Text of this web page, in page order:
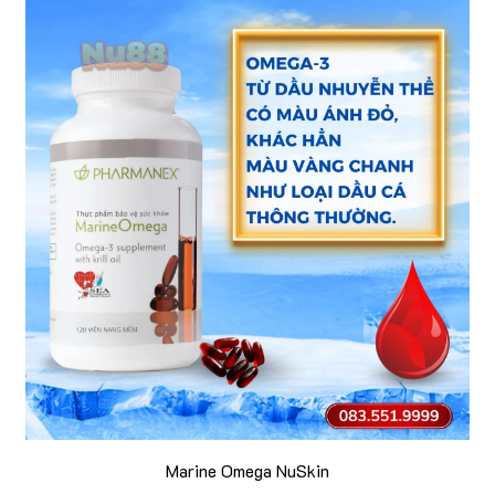
Marine Omega NuSkin